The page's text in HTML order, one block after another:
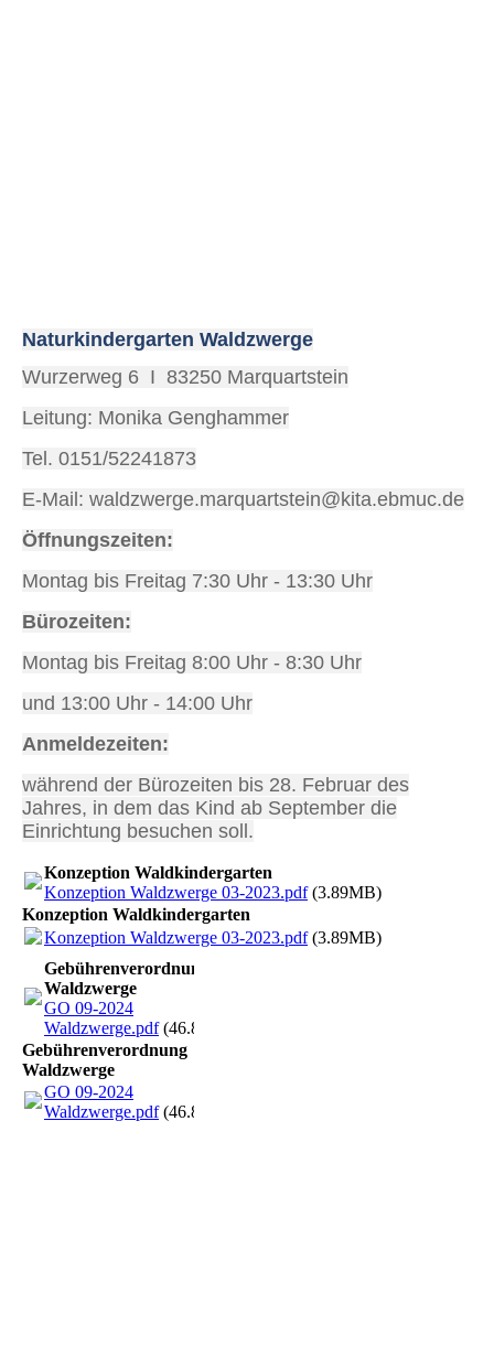
Naturkindergarten Waldzwerge
Wurzerweg 6 I 83250 Marquartstein
Leitung: Monika Genghammer
Tel. 0151/52241873
E-Mail: waldzwerge.marquartstein@kita.ebmuc.de
Öffnungszeiten:
Montag bis Freitag 7:30 Uhr - 13:30 Uhr
Bürozeiten:
Montag bis Freitag 8:00 Uhr - 8:30 Uhr
und 13:00 Uhr - 14:00 Uhr
Anmeldezeiten:
während der Bürozeiten bis 28. Februar des
Jahres, in dem das Kind ab September die
Einrichtung besuchen soll.
Konzeption Waldkindergarten
Konzeption Waldzwerge 03-2023.pdf(3.89MB)
Konzeption Waldkindergarten
Konzeption Waldzwerge 03-2023.pdf(3.89MB)
Gebührenverordnung
Waldzwerge
GO 09-2024
Waldzwerge.pdf(46.83KB)
Gebührenverordnung
Waldzwerge
GO 09-2024
Waldzwerge.pdf(46.83KB)